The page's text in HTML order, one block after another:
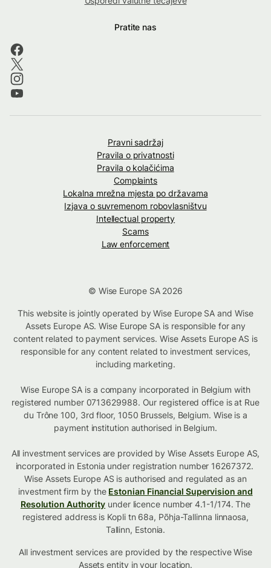
Pratite nas
Pravni sadržaj
Pravila o privatnosti
Pravila o kolačićima
Complaints
Lokalna mrežna mjesta po državama
Izjava o suvremenom robovlasništvu
Intellectual property
Scams
Law enforcement
© Wise Europe SA 2026
This website is jointly operated by Wise Europe SA and Wise
Assets Europe AS. Wise Europe SA is responsible for any
content related to payment services. Wise Assets Europe AS is
responsible for any content related to investment services,
including marketing.
Wise Europe SA is a company incorporated in Belgium with
registered number 0713629988. Our registered office is at Rue
du Trône 100, 3rd floor, 1050 Brussels, Belgium. Wise is a
payment institution authorised in Belgium.
All investment services are provided by Wise Assets Europe AS,
incorporated in Estonia under registration number 16267372.
Wise Assets Europe AS is authorised and regulated as an
investment firm by the Estonian Financial Supervision and
Resolution Authority under licence number 4.1-1/174. The
registered address is Kopli tn 68a, Põhja-Tallinna linnaosa,
Tallinn, Estonia.
All investment services are provided by the respective Wise
Assetsentity in your location.